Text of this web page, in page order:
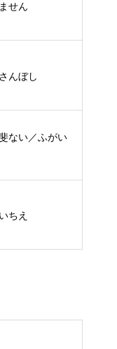
せん
んぼし
ない／ふがい
ちえ